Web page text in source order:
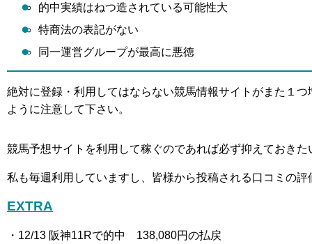
的中実績はねつ造されている可能性大
特商法の表記がない
同一運営グループが最高に悪徳
絶対に登録・利用してはならない競馬情報サイトがまた１
ように注意して下さい。
競馬予想サイトを利用して稼ぐのであれば必ず抑えておき
私も毎週利用していますし、皆様から投稿される口コミの
EXTRA
・12/13 阪神11Rで的中 138,080円の払戻